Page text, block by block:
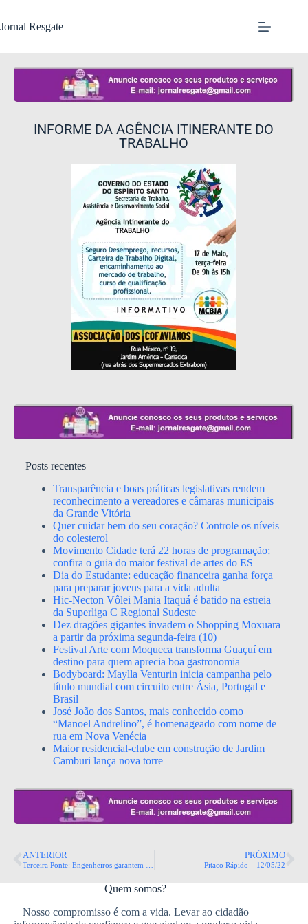
Jornal Resgate
INFORME DA AGÊNCIA ITINERANTE DO
TRABALHO
Posts recentes
Transparência e boas práticas legislativas rendem
reconhecimento a vereadores e câmaras municipais
da Grande Vitória
Quer cuidar bem do seu coração? Controle os níveis
do colesterol
Movimento Cidade terá 22 horas de programação;
confira o guia do maior festival de artes do ES
Dia do Estudante: educação financeira ganha força
para preparar jovens para a vida adulta
Hic-Necton Vôlei Mania Itaquá é batido na estreia
da Superliga C Regional Sudeste
Dez dragões gigantes invadem o Shopping Moxuara
a partir da próxima segunda-feira (10)
Festival Arte com Moqueca transforma Guaçuí em
destino para quem aprecia boa gastronomia
Bodyboard: Maylla Venturin inicia campanha pelo
título mundial com circuito entre Ásia, Portugal e
Brasil
José João dos Santos, mais conhecido como
“Manoel Andrelino”, é homenageado com nome de
rua em Nova Venécia
Maior residencial-clube em construção de Jardim
Camburi lança nova torre
ANTERIOR PRÓXIMO
Pitaco Rápido – 12/05/22
Quem somos?
Nosso compromisso é com a vida. Levar ao cidadão